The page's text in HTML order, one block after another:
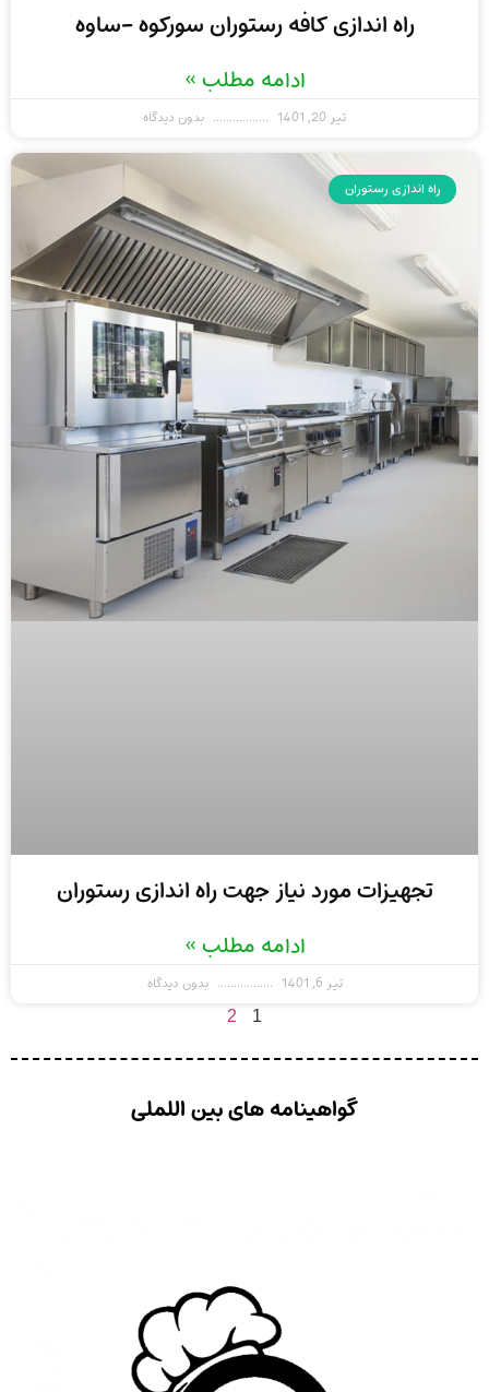
راه اندازی کافه رستوران سورکوه -ساوه
ادامه مطلب »
تیر 20, 1401 بدون دیدگاه
راه اندازی رستوران
تجهیزات مورد نیاز جهت راه اندازی رستوران
ادامه مطلب »
تیر 6, 1401 بدون دیدگاه
1
2
گواهینامه های بین اللملی